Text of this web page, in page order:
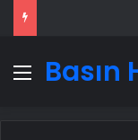
Menü
Basın